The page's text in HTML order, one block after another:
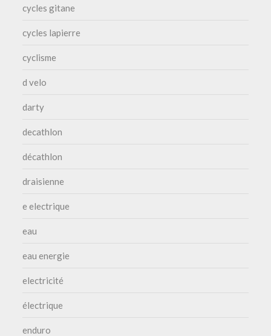
cycles gitane
cycles lapierre
cyclisme
d velo
darty
decathlon
décathlon
draisienne
e electrique
eau
eau energie
electricité
électrique
enduro